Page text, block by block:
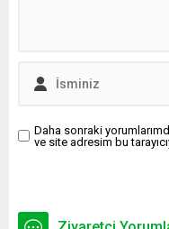
Daha sonraki
ve site adresim bu